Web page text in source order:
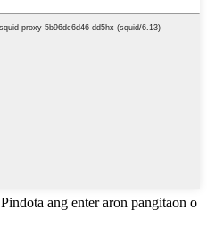
Pindota ang enter aron pangitaon o